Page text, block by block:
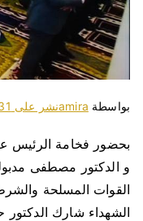
بواسطة amiraنشر على 31 مارس،
بحضور فخامة الرئيس
و الدكتور مصطفى
القوات المسلحة
الشهداء شارك الدكتور